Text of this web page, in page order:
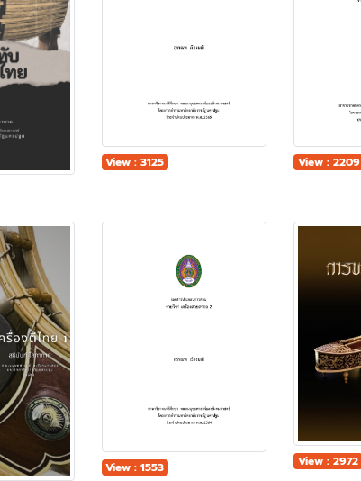
View : 3125 View : 2209
View : 1553 View : 2972